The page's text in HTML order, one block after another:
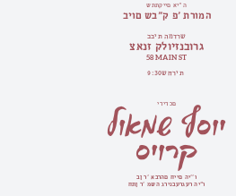
חתן ר' משה גרינבערגער הי"ו
בן ר' אברהם חיים הי''ו
קרויס
יוסף שמאול
ידידכם
שחרית 9:30
58 MAIN ST
צאנז קלויזנבורג
בבית המדרש
ביום שב"ק פ' תרומה
שתתקיים אי״ה